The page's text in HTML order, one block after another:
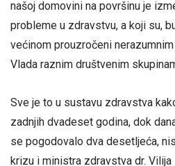
našoj domovini na površinu je
probleme u zdravstvu, a koji su,
većinom prouzročeni
Vlada raznim društvenim
Sve je to u sustavu zdravstva
zadnjih dvadeset godina, dok
se pogodovalo dva desetljeća,
krizu i ministra zdravstva dr.